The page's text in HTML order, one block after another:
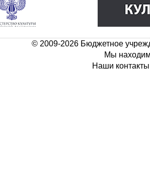
© 2009-2026 Бюджетное
Мы
Наши